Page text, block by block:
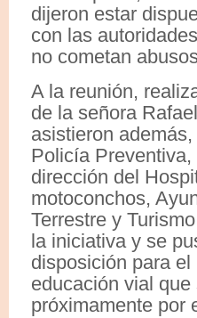
dijeron estar
con las
no cometan
A la reunión,
de la señora
asistieron
Policía Preventiva,
dirección del
motoconchos,
Terrestre y
la iniciativa y se
disposición para el
educación vial
próximamente por